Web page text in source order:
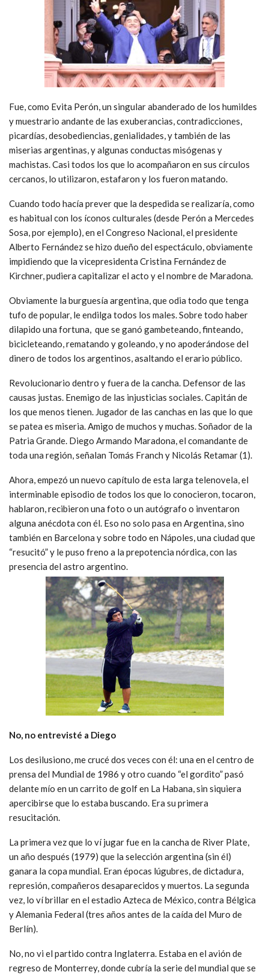
Fue, como Evita Perón, un singular abanderado de los humildes
y muestrario andante de las exuberancias, contradicciones,
picardías, desobediencias, genialidades, y también de las
miserias argentinas, y algunas conductas misógenas y
machistas. Casi todos los que lo acompañaron en sus círculos
cercanos, lo utilizaron, estafaron y los fueron matando.
Cuando todo hacía prever que la despedida se realizaría, como
es habitual con los íconos culturales (desde Perón a Mercedes
Sosa, por ejemplo), en el Congreso Nacional, el presidente
Alberto Fernández se hizo dueño del espectáculo, obviamente
impidiendo que la vicepresidenta Cristina Fernández de
Kirchner, pudiera capitalizar el acto y el nombre de Maradona.
Obviamente la burguesía argentina, que odia todo que tenga
tufo de popular, le endilga todos los males. Sobre todo haber
dilapido una fortuna, que se ganó gambeteando, finteando,
bicicleteando, rematando y goleando, y no apoderándose del
dinero de todos los argentinos, asaltando el erario público.
Revolucionario dentro y fuera de la cancha. Defensor de las
causas justas. Enemigo de las injusticias sociales. Capitán de
los que menos tienen. Jugador de las canchas en las que lo que
se patea es miseria. Amigo de muchos y muchas. Soñador de la
Patria Grande. Diego Armando Maradona, el comandante de
toda una región, señalan Tomás Franch y Nicolás Retamar (1).
Ahora, empezó un nuevo capítulo de esta larga telenovela, el
interminable episodio de todos los que lo conocieron, tocaron,
hablaron, recibieron una foto o un autógrafo o inventaron
alguna anécdota con él. Eso no solo pasa en Argentina, sino
también en Barcelona y sobre todo en Nápoles, una ciudad que
“resucitó” y le puso freno a la prepotencia nórdica, con las
presencia del astro argentino.
No, no entrevisté a Diego
Los desilusiono, me crucé dos veces con él: una en el centro de
prensa del Mundial de 1986 y otro cuando “el gordito” pasó
delante mío en un carrito de golf en La Habana, sin siquiera
apercibirse que lo estaba buscando. Era su primera
resucitación.
La primera vez que lo ví jugar fue en la cancha de River Plate,
un año después (1979) que la selección argentina (sin él)
ganara la copa mundial. Eran épocas lúgubres, de dictadura,
represión, compañeros desaparecidos y muertos. La segunda
vez, lo ví brillar en el estadio Azteca de México, contra Bélgica
y Alemania Federal (tres años antes de la caída del Muro de
Berlín).
No, no vi el partido contra Inglaterra. Estaba en el avión de
regreso de Monterrey, donde cubría la serie del mundial que se